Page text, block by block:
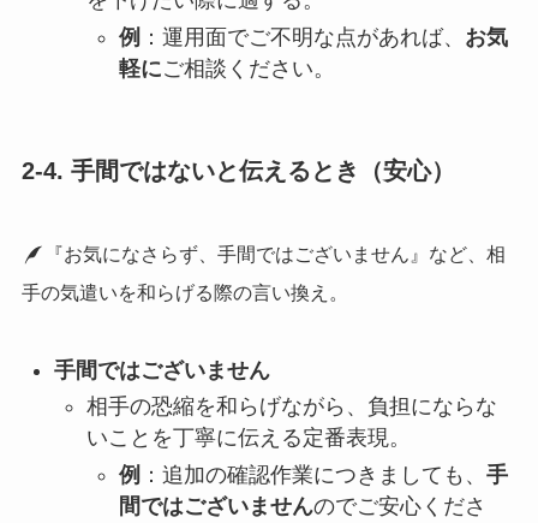
例 ：運用面でご不明な点があれば、 お気
軽にご相談ください。
2-4. 手間ではないと伝えるとき（安心）
『お気になさらず、手間ではございません』など、相
手の気遣いを和らげる際の言い換え。
手間ではございません
相手の恐縮を和らげながら、負担にならな
いことを丁寧に伝える定番表現。
例 ：追加の確認作業につきましても、 手
間ではございませんのでご安心くださ